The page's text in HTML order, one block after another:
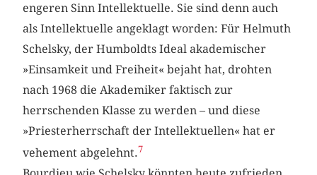
engeren Sinn Intellektuelle. Sie sind denn auch
als Intellektuelle angeklagt worden: Für Helmuth
Schelsky, der Humboldts Ideal akademischer
»Einsamkeit und Freiheit« bejaht hat, drohten
nach 1968 die Akademiker faktisch zur
herrschenden Klasse zu werden – und diese
»Priesterherrschaft der Intellektuellen« hat er
vehement abgelehnt.7